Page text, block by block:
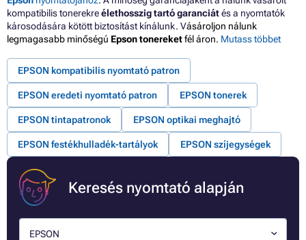
kompatibilis tonerekreélethosszig tartó garanciátés a nyomtatók
károsodására kötött biztosítást kínálunk. Vásároljon nálunk
legmagasabb minőségú Epsontonereketfél áron. Mutass többet
EPSON kompatibilis nyomtató patron
EPSON eredeti nyomtató patron EPSON tonerek
EPSON tintapatronok EPSON optikai meghajtó
EPSON festékhulladék-tartályok EPSON szíjegységek
Keresés nyomtató alapján
EPSON